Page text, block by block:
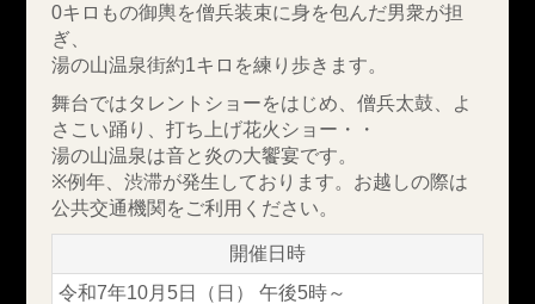
0キロもの御輿を僧兵装束に身を包んだ男衆が担
ぎ、
湯の山温泉街約1キロを練り歩きます。
舞台ではタレントショーをはじめ、僧兵太鼓、よ
さこい踊り、打ち上げ花火ショー・・
湯の山温泉は音と炎の大饗宴です。
※例年、渋滞が発生しております。お越しの際は
公共交通機関をご利用ください。
開催日時
令和7年10月5日（日） 午後5時～